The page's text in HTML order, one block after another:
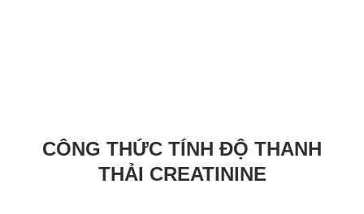
CÔNG THỨC TÍNH ĐỘ THANH
THẢI CREATININE